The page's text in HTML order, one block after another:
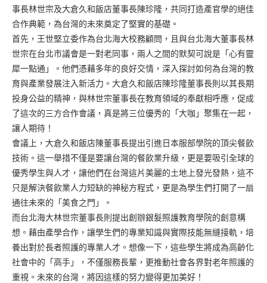
事長林世宗及大倉久和飯店董事長陳珍隆，共同打造產官學的絕佳
合作典範，為台灣的未來奠定了堅實的基礎。
首先，王世堅立委作為台北海大校務顧問，且與台北海大董事長林
世宗在台北市議會是一對老同事，兩人之間的默契可說是「心有靈
犀一點通」。他們憑藉多年的良好交情，深入探討如何為台灣的教
育與產業發展注入新活力。大倉久和飯店陳珍隆董事長則以其長期
投身公益的精神，與林世宗董事長在教育領域的奉獻相呼應，促成
了這次的三方合作會議，真是將三位優秀的「大咖」聚集在一起，
讓人期待！
會議上，大倉久和飯店陳董事長提出引進日本服部學院的頂尖餐飲
技術。這一舉措不僅是要讓台灣的餐飲業升級，更是要吸引全球的
優秀學生與人才，讓他們在台灣這片美麗的土地上發光發熱，這不
只是解決餐飲業人力短缺的神秘方程式，更是為學生們打開了一扇
通往未來的「美食之門」。
而台北海大林世宗董事長則提出創辦銀髮照護教育學院的創意構
想。藉由產學合作，讓學生們的專業知識與實際技能無縫接軌，培
養出對於長者照護的專業人才。想像一下，這些學生將成為高齡化
社會中的「高手」，不僅服務長輩，更推動社會各界對老年照護的
重視。未來的台灣，將因這樣的努力變得更加美好！